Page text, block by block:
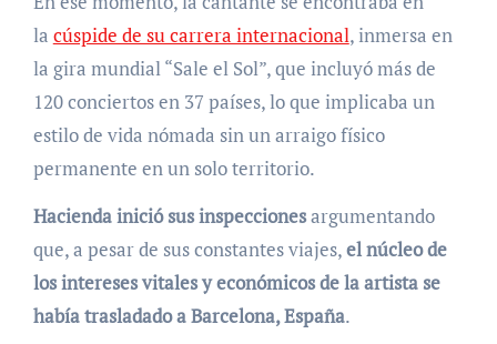
la cúspide de su carrera internacional, inmersa en
la gira mundial “Sale el Sol”, que incluyó más de
120 conciertos en 37 países, lo que implicaba un
estilo de vida nómada sin un arraigo físico
permanente en un solo territorio.
Hacienda inició sus inspeccionesargumentando
que, a pesar de sus constantes viajes,el núcleo de
los intereses vitales y económicos de la artista se
había trasladado a Barcelona, España.